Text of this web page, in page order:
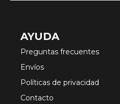
AYUDA
Preguntas frecuentes
Envíos
Políticas de privacidad
Contacto